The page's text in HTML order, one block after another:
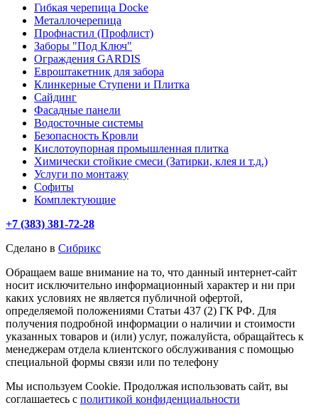
Гибкая черепица Docke
Металлочерепица
Профнастил (Профлист)
Заборы "Под Ключ"
Ограждения GARDIS
Евроштакетник для забора
Клинкерные Ступени и Плитка
Сайдинг
Фасадные панели
Водосточные системы
Безопасность Кровли
Кислотоупорная промышленная плитка
Химически стойкие смеси (Затирки, клея и т.д.)
Услуги по монтажу
Софиты
Комплектующие
+7 (383) 381-72-28
Сделано в Сибрикс
Обращаем ваше внимание на то, что данный интернет-сайт
носит исключительно информационный характер и ни при
каких условиях не является публичной офертой,
определяемой положениями Статьи 437 (2) ГК РФ. Для
получения подробной информации о наличии и стоимости
указанных товаров и (или) услуг, пожалуйста, обращайтесь к
менеджерам отдела клиентского обслуживания с помощью
специальной формы связи или по телефону
Мы используем Cookie. Продолжая использовать сайт, вы
соглашаетесь с политикой конфиденциальности